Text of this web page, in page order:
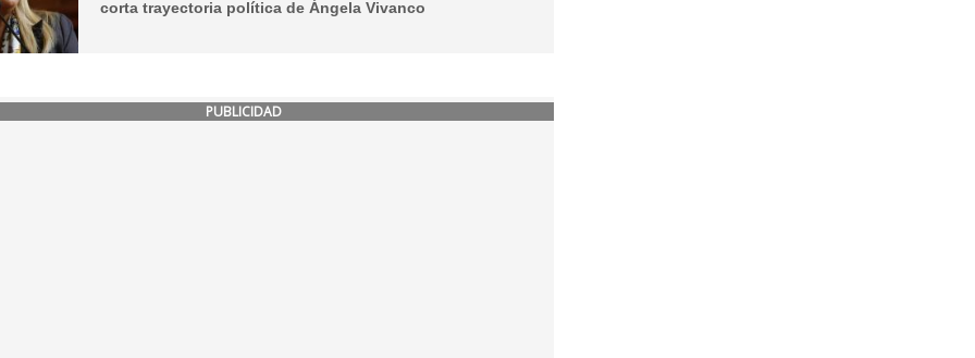
corta trayectoria política de Ángela Vivanco
PUBLICIDAD